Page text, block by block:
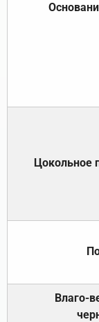
Цокольное
Влаго-